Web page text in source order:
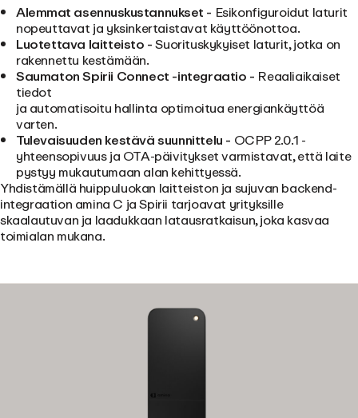
Alemmat asennuskustannukset - Esikonfiguroidut laturit
nopeuttavat ja yksinkertaistavat käyttöönottoa.
Luotettava laitteisto -Suorituskykyiset laturit, jotka on
rakennettu kestämään.
Saumaton Spirii Connect -integraatio - Reaaliaikaiset
tiedot
ja automatisoitu hallinta optimoitua energiankäyttöä
varten.
Tulevaisuuden kestävä suunnittelu - OCPP 2.0.1 -
yhteensopivuus ja OTA-päivitykset varmistavat, että laite
pystyy mukautumaan alan kehittyessä.
Yhdistämällä huippuluokan laitteiston ja sujuvan backend-
integraation amina C ja Spirii tarjoavat yrityksille
skaalautuvan ja laadukkaan latausratkaisun, joka kasvaa
toimialan mukana.